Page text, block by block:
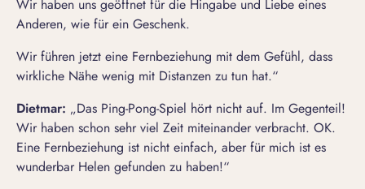
Wir haben uns geöffnet für die Hingabe und Liebe eines
Anderen, wie für ein Geschenk.
Wir führen jetzt eine Fernbeziehung mit dem Gefühl, dass
wirkliche Nähe wenig mit Distanzen zu tun hat.“
Dietmar: „Das Ping-Pong-Spiel hört nicht auf. Im Gegenteil!
Wir haben schon sehr viel Zeit miteinander verbracht. OK.
Eine Fernbeziehung ist nicht einfach, aber für mich ist es
wunderbar Helen gefunden zu haben!“